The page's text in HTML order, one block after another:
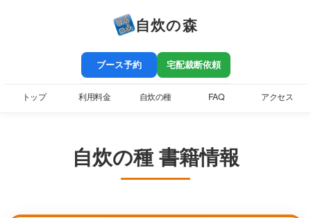
自炊の森
ブース予約 宅配裁断依頼
トップ 利用料金 自炊の種 FAQ アクセス
自炊の種 書籍情報